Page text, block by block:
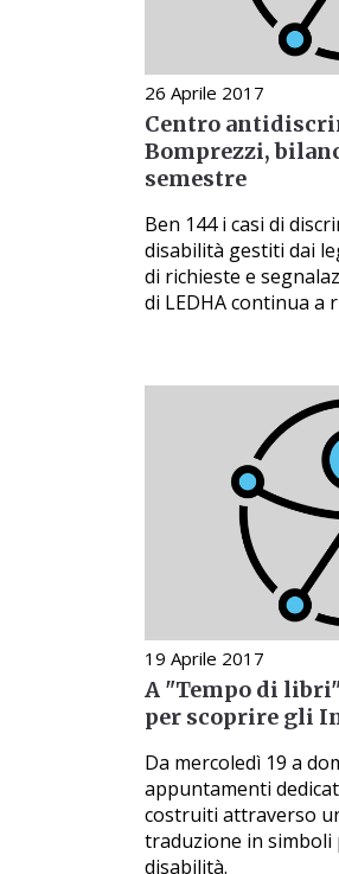
26 Aprile 2017
Centro
Bomprezzi,
semestre
Ben 144 i casi di
disabilità gestiti dai
di richieste e
di LEDHA continua a
19 Aprile 2017
A "Tempo di
per scoprire gli
Da mercoledì 19 a
appuntamenti
costruiti attraverso
traduzione in simboli
disabilità.